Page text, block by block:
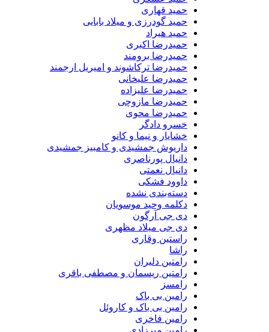
حمید قهاری
حمید گودرزی و میلاد بابایی
حمید هیراد
حمیدرضا اکبری
حمیدرضا برومند
حمیدرضا ترکاشوند و امیریل ارجمند
حمیدرضا علیخانی
حمیدرضا علیزاده
حمیدرضا مازوچی
حمیدرضا محوی
خسرو دادگر
خشایار و نیما و کانو
داریوش جمشیدی و کامبیز جمشیدی
دانیال پورناصری
دانیال نعمتی
داوود فشکی
دسته‌بندی نشده
دکلمه وحید موسویان
دی جی آرگون
دی جی میلاد مظهری
راستین وقاری
راشا
رامتین دلیران
رامتین ریسمان و مصطفی باقری
رامسز
رامین بی باک
رامین بی باک و کاروئل
رامین فاخری